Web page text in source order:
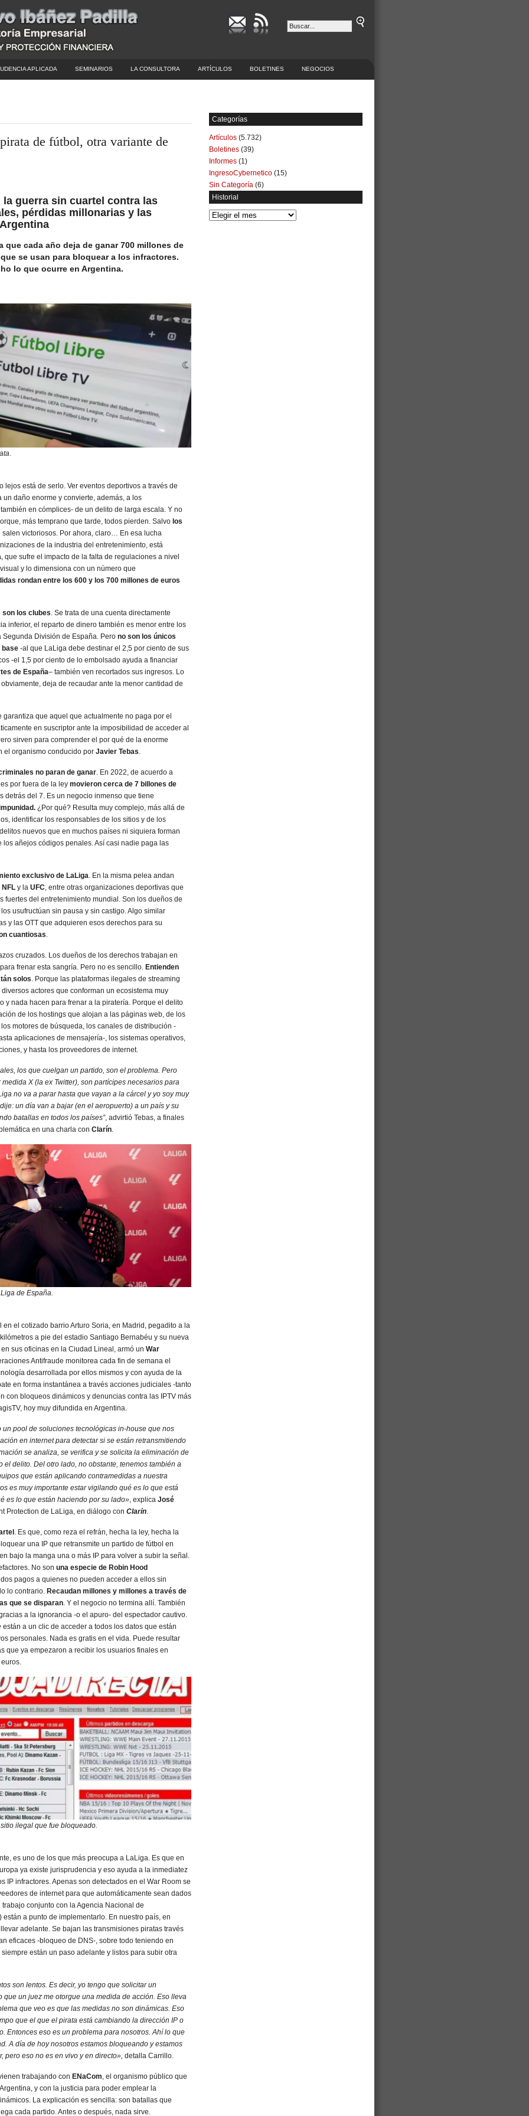
APLICADA SEMINARIOS LA CONSULTORA ARTÍCULOS BOLETINES NEGOCIOS
de fútbol, otra variante de
guerra sin cuartel contra las
pérdidas millonarias y las
que cada año deja de ganar 700 millones de
se usan para bloquear a los infractores.
lo que ocurre en Argentina.
.
lejos está de serlo. Ver eventos deportivos a través de
daño enorme y convierte, además, a los
en cómplices- de un delito de larga escala. Y no
más temprano que tarde, todos pierden. Salvo los
victoriosos. Por ahora, claro… En esa lucha
de la industria del entretenimiento, está
, que sufre el impacto de la falta de regulaciones a nivel
y lo dimensiona con un número que
rondan entre los 600 y los 700 millones de euros
los clubes. Se trata de una cuenta directamente
inferior, el reparto de dinero también es menor entre los
División de España. Pero no son los únicos
base -al que LaLiga debe destinar el 2,5 por ciento de sus
-el 1,5 por ciento de lo embolsado ayuda a financiar
de España– también ven recortados sus ingresos. Lo
deja de recaudar ante la menor cantidad de
que aquel que actualmente no paga por el
en suscriptor ante la imposibilidad de acceder al
sirven para comprender el por qué de la enorme
el organismo conducido por Javier Tebas.
no paran de ganar. En 2022, de acuerdo a
por fuera de la ley movieron cerca de 7 billones de
detrás del 7. Es un negocio inmenso que tiene
¿Por qué? Resulta muy complejo, más allá de
identificar los responsables de los sitios y de los
nuevos que en muchos países ni siquiera forman
añejos códigos penales. Así casi nadie paga las
exclusivo de LaLiga. En la misma pelea andan
NFL y la UFC, entre otras organizaciones deportivas que
fuertes del entretenimiento mundial. Son los dueños de
usufructúan sin pausa y sin castigo. Algo similar
y las OTT que adquieren esos derechos para su
cuantiosas.
cruzados. Los dueños de los derechos trabajan en
frenar esta sangría. Pero no es sencillo. Entienden
solos. Porque las plataformas ilegales de streaming
actores que conforman un ecosistema muy
y nada hacen para frenar a la piratería. Porque el delito
de los hostings que alojan a las páginas web, de los
motores de búsqueda, los canales de distribución -
aplicaciones de mensajería-, los sistemas operativos,
y hasta los proveedores de internet.
los que cuelgan un partido, son el problema. Pero
X (la ex Twitter), son partícipes necesarios para
no va a parar hasta que vayan a la cárcel y yo soy muy
un día van a bajar (en el aeropuerto) a un país y su
batallas en todos los países”, advirtió Tebas, a finales
en una charla con Clarín.
de España.
el cotizado barrio Arturo Soria, en Madrid, pegadito a la
a pie del estadio Santiago Bernabéu y su nueva
sus oficinas en la Ciudad Lineal, armó un War
Antifraude monitorea cada fin de semana el
desarrollada por ellos mismos y con ayuda de la
en forma instantánea a través acciones judiciales -tanto
con bloqueos dinámicos y denuncias contra las IPTV más
hoy muy difundida en Argentina.
pool de soluciones tecnológicas in-house que nos
en internet para detectar si se están retransmitiendo
se analiza, se verifica y se solicita la eliminación de
el delito. Del otro lado, no obstante, tenemos también a
que están aplicando contramedidas a nuestra
es muy importante estar vigilando qué es lo que está
es lo que están haciendo por su lado», explica José
Protection de LaLiga, en diálogo con Clarín.
. Es que, como reza el refrán, hecha la ley, hecha la
una IP que retransmite un partido de fútbol en
bajo la manga una o más IP para volver a subir la señal.
No son una especie de Robin Hood
pagos a quienes no pueden acceder a ellos sin
lo contrario. Recaudan millones y millones a través de
que se disparan. Y el negocio no termina allí. También
a la ignorancia -o el apuro- del espectador cautivo.
están a un clic de acceder a todos los datos que están
personales. Nada es gratis en el vida. Puede resultar
que ya empezaron a recibir los usuarios finales en
ilegal que fue bloqueado.
es uno de los que más preocupa a LaLiga. Es que en
ya existe jurisprudencia y eso ayuda a la inmediatez
IP infractores. Apenas son detectados en el War Room se
de internet para que automáticamente sean dados
conjunto con la Agencia Nacional de
están a punto de implementarlo. En nuestro país, en
adelante. Se bajan las transmisiones piratas través
eficaces -bloqueo de DNS-, sobre todo teniendo en
están un paso adelante y listos para subir otra
son lentos. Es decir, yo tengo que solicitar un
que un juez me otorgue una medida de acción. Eso lleva
que veo es que las medidas no son dinámicas. Eso
que el que el pirata está cambiando la dirección IP o
Entonces eso es un problema para nosotros. Ahí lo que
A día de hoy nosotros estamos bloqueando y estamos
pero eso no es en vivo y en directo», detalla Carrillo.
trabajando con ENaCom, el organismo público que
y con la justicia para poder emplear la
La explicación es sencilla: son batallas que
cada partido. Antes o después, nada sirve.
Categorías
Artículos (5.732)
Boletines (39)
Informes (1)
IngresoCybernetico (15)
Sin Categoría (6)
Historial
Historial